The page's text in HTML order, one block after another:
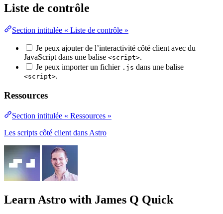
Liste de contrôle
Section intitulée « Liste de contrôle »
Je peux ajouter de l’interactivité côté client avec du
JavaScript dans une balise <script>.
Je peux importer un fichier .js dans une balise
<script>.
Ressources
Section intitulée « Ressources »
Les scripts côté client dans Astro
Learn Astro with James Q Quick